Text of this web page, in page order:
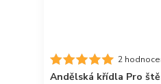
2
Andělská křídla Pro